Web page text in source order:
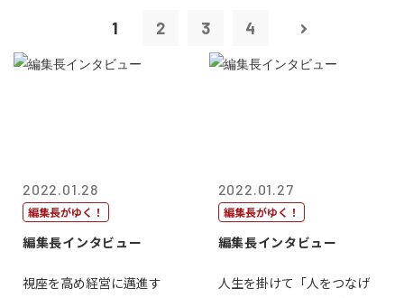
1 2 3 4
2022.01.28
編集長がゆく！
編集長インタビュー
視座を高め経営に邁進す
2022.01.27
編集長がゆく！
編集長インタビュー
人生を掛けて「人をつなげ